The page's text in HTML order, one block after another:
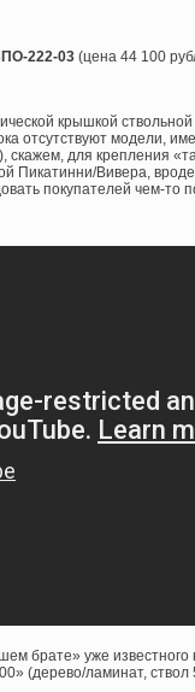
222-03 (цена 44 100
крышкой
отсутствуют модели,
для крепления
Пикатинни/Вивера,
покупателей чем-то
брате» уже
(дерево/ламинат,